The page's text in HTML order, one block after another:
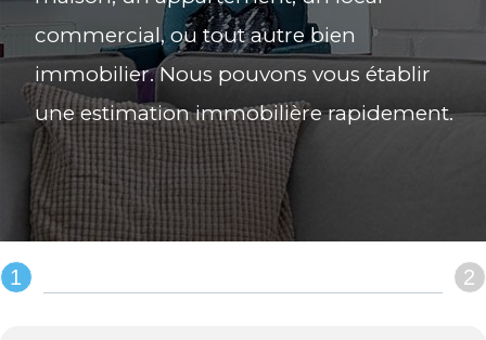
commercial, ou tout autre bien
immobilier. Nous pouvons vous établir
une estimation immobilière rapidement.
REMPLIR LE FORMULAIRE :
1 2